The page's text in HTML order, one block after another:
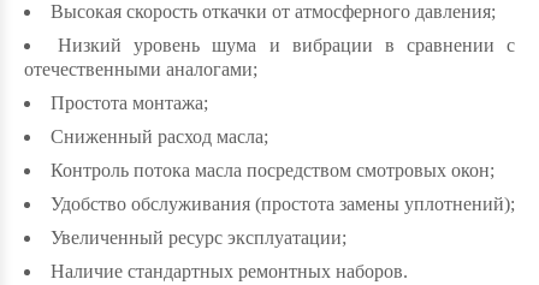
Высокая скорость откачки от атмосферного давления;
Низкий уровень шума и вибрации в сравнении с
отечественными аналогами;
Простота монтажа;
Сниженный расход масла;
Контроль потока масла посредством смотровых окон;
Удобство обслуживания (простота замены уплотнений);
Увеличенный ресурс эксплуатации;
Наличие стандартных ремонтных наборов.